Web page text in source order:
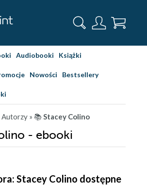
Audiobooki Książki
Nowości Bestsellery
Autorzy » 📚Stacey Colino
- ebooki
Stacey Colino dostępne